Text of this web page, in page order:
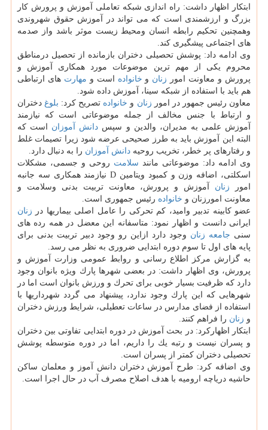
ابتكار اظهار داشت: راه اندازی شبكه تعاملی آموزش و پرورش كار
بزرگ و ارزشمندی است كه می تواند در آموزش حقوق شهروندی
وهمچنین تحكیم رابطه انسان ومحیط زیست موثر باشد واز صدمه
های اجتماعی پیشگیری كند.
وی ادامه داد: پوشش تحصیلی دختران بازمانده از تحصیل درمناطق
محروم یكی از مهم ترین موضوعات مورد همكاری آموزش و
پرورش و معاونت امور زنان و خانواده است و مهارت های ارتباطی
هم باید با استفاده از شبكه سینا، آموزش داده شود.
معاون رئیس جمهور در امور زنان و خانواده تصریح كرد: بلوغ دختران
و ارتباط با جنس مخالف از جمله موضوعاتی است كه نیازمند
آموزش علمی به مدیران، والدین و سپس دانش آموزان است كه
البته این آموزش باید به طرز صحیحی عرضه شود زیرا تصیمات غلط
و رفتارهای پر خطر، تخریب روحیه دانش آموزان را به دنبال دارد.
وی ادامه داد: موضوعاتی مانند سلامت روحی و جسمی، مشكلات
اسكلتی، اضافه وزن و كمبود ویتامین D نیازمند همكاری سه جانبه
امور زنان آموزش و پرورش، معاونت تربیت بدنی وسلامت و
معاونت امورزنان و خانواده رئیس جمهوری است.
عضو كابینه تدبیر وامید، كم تحركی را عامل اصلی بیماریها در زنان
ایرانی دانست و اظهار نمود: متاسفانه این معضل در همه رده های
سنی جامعه زنان وجود دارد ازاین رو وجود دبیر تربیت بدنی برای
پایه های اول تا سوم دوره ابتدایی ضروری به نظر می رسد.
به گزارش مركز اطلاع رسانی و روابط عمومی وزارت آموزش و
پرورش، وی اظهار داشت: در بعضی شهرها پارك ویژه بانوان وجود
دارد كه ظرفیت بسیار خوبی برای تحرك و ورزش بانوان است اما در
شهرهایی كه این پارك وجود ندارد، پیشنهاد می گردد شهرداریها با
استفاده از فضای مدارس در ساعات تعطیلی، شرایط ورزش دختران
و زنان را فراهم كنند.
ابتكار اظهاركرد: در بحث آموزش در دوره ابتدایی تفاوتی بین دختران
و پسران نیست و رتبه یك را داریم، اما در دوره متوسطه پوشش
تحصیلی دختران كمتر از پسران است.
وی اضافه كرد: طرح آموزش دختران دانش آموز و معلمان ساكن
حاشیه دریاچه ارومیه با هدف اصلاح مصرف آب در حال اجرا است.